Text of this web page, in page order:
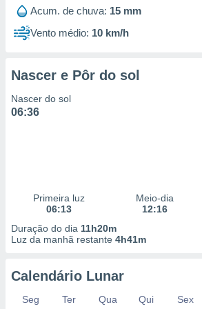
utilizar
criar
ou
de dados
e melhorar
dados
Acum. de chuva: 15 mm
Vento médio: 10 km/h
Nascer e Pôr do sol
Nascer do sol
06:36
Primeira luz
06:13
Meio-dia
12:16
Duração do dia 11h20m
Luz da manhã restante 4h41m
Calendário Lunar
Seg Ter Qua Qui Sex